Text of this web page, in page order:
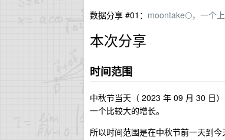
数据分享 #01： moontake🌕，一个
本次分享
时间范围
中秋节当天（ 2023 年 09 月 30 日
一个比较大的增长。
所以时间范围是在中秋节前一天到今